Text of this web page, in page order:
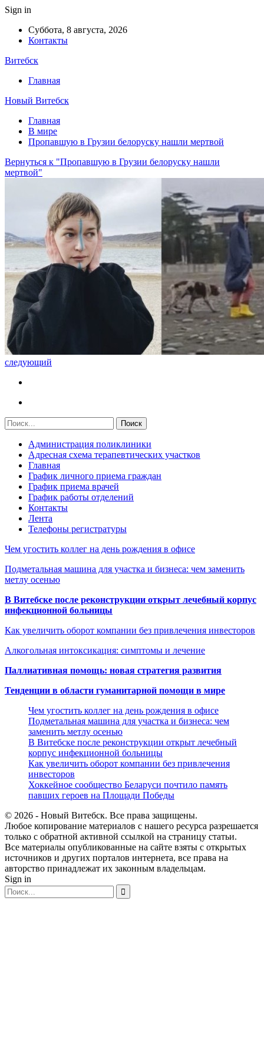
Sign in
Суббота, 8 августа, 2026
Контакты
Витебск
Главная
Новый Витебск
Главная
В мире
Пропавшую в Грузии белоруску нашли мертвой
Вернуться к "Пропавшую в Грузии белоруску нашли
мертвой"
следующий
Администрация поликлиники
Адресная схема терапевтических участков
Главная
График личного приема граждан
График приема врачей
График работы отделений
Контакты
Лента
Телефоны регистратуры
Чем угостить коллег на день рождения в офисе
Подметальная машина для участка и бизнеса: чем заменить
метлу осенью
В Витебске после реконструкции открыт лечебный корпус
инфекционной больницы
Как увеличить оборот компании без привлечения инвесторов
Алкогольная интоксикация: симптомы и лечение
Паллиативная помощь: новая стратегия развития
Тенденции в области гуманитарной помощи в мире
Чем угостить коллег на день рождения в офисе
Подметальная машина для участка и бизнеса: чем
заменить метлу осенью
В Витебске после реконструкции открыт лечебный
корпус инфекционной больницы
Как увеличить оборот компании без привлечения
инвесторов
Хоккейное сообщество Беларуси почтило память
павших героев на Площади Победы
© 2026 - Новый Витебск. Все права защищены.
Любое копирование материалов с нашего ресурса разрешается
только с обратной активной ссылкой на страницу статьи.
Все материалы опубликованные на сайте взяты с открытых
источников и других порталов интернета, все права на
авторство принадлежат их законным владельцам.
Sign in